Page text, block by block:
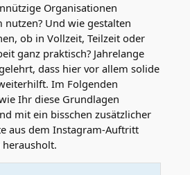
Organisationen
Und wie gestalten
ob in Vollzeit, Teilzeit oder
ganz praktisch? Jahrelange
dass hier vor allem solide
Im Folgenden
Ihr diese Grundlagen
mit ein bisschen zusätzlicher
aus dem Instagram-Auftritt